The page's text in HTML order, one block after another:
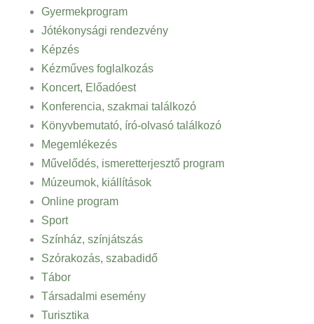
Gyermekprogram
Jótékonysági rendezvény
Képzés
Kézműves foglalkozás
Koncert, Előadóest
Konferencia, szakmai találkozó
Könyvbemutató, író-olvasó találkozó
Megemlékezés
Művelődés, ismeretterjesztő program
Múzeumok, kiállítások
Online program
Sport
Színház, színjátszás
Szórakozás, szabadidő
Tábor
Társadalmi esemény
Turisztika